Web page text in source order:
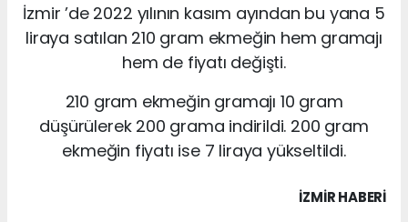
İzmir ’de 2022 yılının kasım ayından bu yana 5
liraya satılan 210 gram ekmeğin hem gramajı
hem de fiyatı değişti.
210 gram ekmeğin gramajı 10 gram
düşürülerek 200 grama indirildi. 200 gram
ekmeğin fiyatı ise 7 liraya yükseltildi.
İZMIR HABERİ